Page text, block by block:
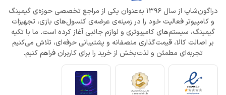
دراگون‌شاپ از سال 1396 به‌عنوان یکی از مراجع تخصصی حوزه‌ی گیمینگ
و کامپیوتر فعالیت خود را در زمینه‌ی عرضه‌ی کنسول‌های بازی، تجهیزات
گیمینگ، سیستم‌های کامپیوتری و لوازم جانبی آغاز کرده است. ما با تکیه
بر اصالت کالا، قیمت‌گذاری منصفانه و پشتیبانی حرفه‌ای، تلاش می‌کنیم
تجربه‌ای مطمئن و لذت‌بخش از خرید را برای کاربران فراهم کنیم.